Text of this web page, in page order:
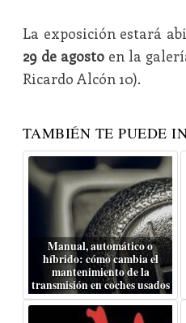
La exposición estará
29 de agostoen la
Ricardo Alcón 10).
TAMBIÉN TE PUEDE
Manual, automático o
híbrido: cómo cambia el
mantenimiento de la
transmisión en coches usados